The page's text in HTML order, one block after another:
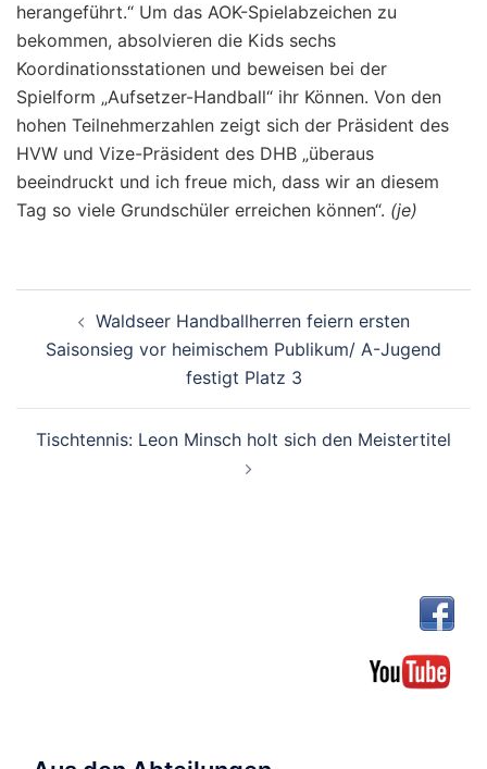
herangeführt.“ Um das AOK-Spielabzeichen zu
bekommen, absolvieren die Kids sechs
Koordinationsstationen und beweisen bei der
Spielform „Aufsetzer-Handball“ ihr Können. Von den
hohen Teilnehmerzahlen zeigt sich der Präsident des
HVW und Vize-Präsident des DHB „überaus
beeindruckt und ich freue mich, dass wir an diesem
Tag so viele Grundschüler erreichen können“. (je)
Waldseer Handballherren feiern ersten
Saisonsieg vor heimischem Publikum/ A-Jugend
festigt Platz 3
Tischtennis: Leon Minsch holt sich den Meistertitel